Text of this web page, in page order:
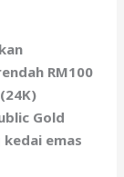
RM100
Gold
emas